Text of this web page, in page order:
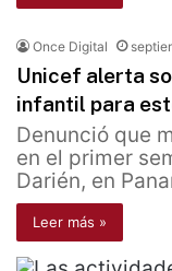
Once Digital
Unicef alerta
infantil para
Denunció que
en el primer
Darién, en
Leer más »